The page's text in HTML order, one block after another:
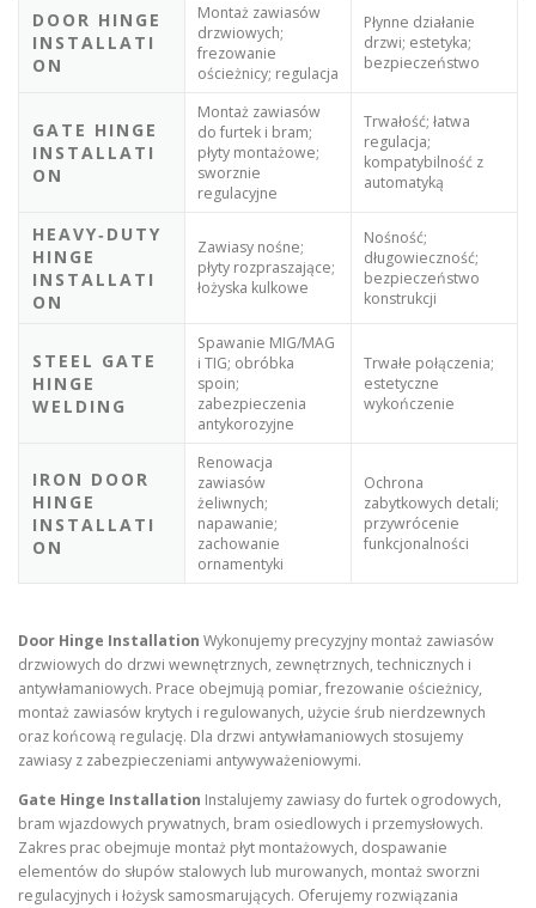
DOOR HINGE
INSTALLATI
ON
Montaż zawiasów
drzwiowych;
frezowanie
ościeżnicy; regulacja
Płynne działanie
drzwi; estetyka;
bezpieczeństwo
GATE HINGE
INSTALLATI
ON
Montaż zawiasów
do furtek i bram;
płyty montażowe;
sworznie
regulacyjne
Trwałość; łatwa
regulacja;
kompatybilność z
automatyką
HEAVY‑DUTY
HINGE
INSTALLATI
ON
Zawiasy nośne;
płyty rozpraszające;
łożyska kulkowe
Nośność;
długowieczność;
bezpieczeństwo
konstrukcji
STEEL GATE
HINGE
WELDING
Spawanie MIG/MAG
i TIG; obróbka
spoin;
zabezpieczenia
antykorozyjne
Trwałe połączenia;
estetyczne
wykończenie
IRON DOOR
HINGE
INSTALLATI
ON
Renowacja
zawiasów
żeliwnych;
napawanie;
zachowanie
ornamentyki
Ochrona
zabytkowych detali;
przywrócenie
funkcjonalności
Door Hinge Installation Wykonujemy precyzyjny montaż zawiasów
drzwiowych do drzwi wewnętrznych, zewnętrznych, technicznych i
antywłamaniowych. Prace obejmują pomiar, frezowanie ościeżnicy,
montaż zawiasów krytych i regulowanych, użycie śrub nierdzewnych
oraz końcową regulację. Dla drzwi antywłamaniowych stosujemy
zawiasy z zabezpieczeniami antywyważeniowymi.
Gate Hinge Installation Instalujemy zawiasy do furtek ogrodowych,
bram wjazdowych prywatnych, bram osiedlowych i przemysłowych.
Zakres prac obejmuje montaż płyt montażowych, dospawanie
elementów do słupów stalowych lub murowanych, montaż sworzni
regulacyjnych i łożysk samosmarujących. Oferujemy rozwiązania